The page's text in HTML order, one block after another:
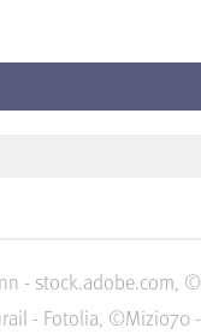
- stock.adobe.com, ©
- Fotolia, ©Mizio70 -